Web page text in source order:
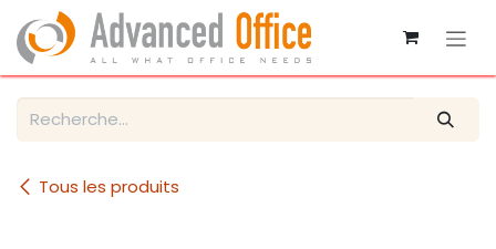
Se rendre au contenu
Tous les produits